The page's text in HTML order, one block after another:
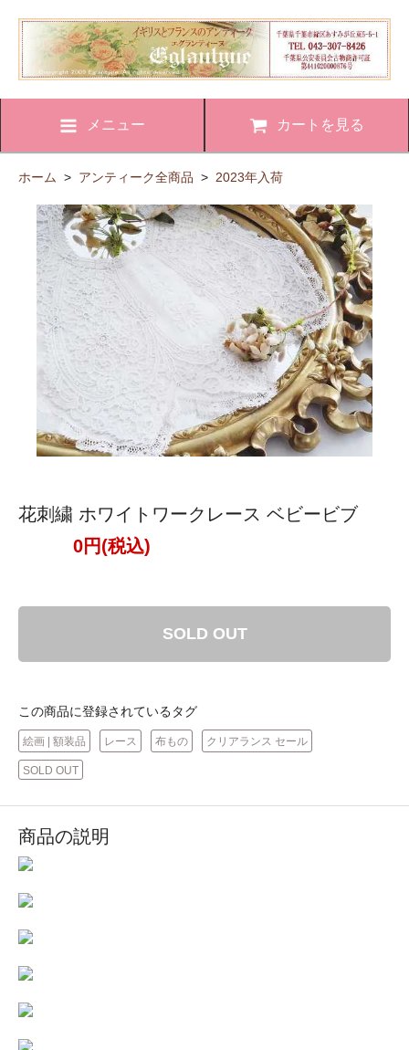
メニュー カートを見る
ホーム > アンティーク全商品 > 2023年入荷
花刺繍 ホワイトワークレース ベビービブ
0円(税込)
SOLD OUT
この商品に登録されているタグ
絵画 | 額装品 レース 布もの クリアランス セール
SOLD OUT
商品の説明